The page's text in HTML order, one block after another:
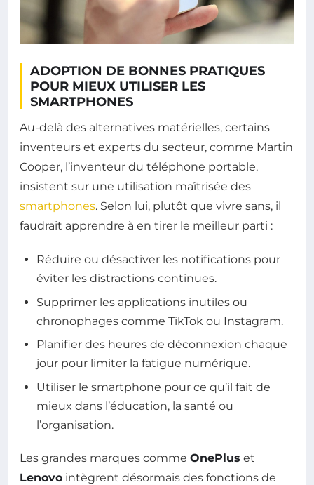
ADOPTION DE BONNES PRATIQUES
POUR MIEUX UTILISER LES
SMARTPHONES
Au-delà des alternatives matérielles, certains
inventeurs et experts du secteur, comme Martin
Cooper, l’inventeur du téléphone portable,
insistent sur une utilisation maîtrisée des
smartphones. Selon lui, plutôt que vivre sans, il
faudrait apprendre à en tirer le meilleur parti :
Réduire ou désactiver les notifications pour
éviter les distractions continues.
Supprimer les applications inutiles ou
chronophages comme TikTok ou Instagram.
Planifier des heures de déconnexion chaque
jour pour limiter la fatigue numérique.
Utiliser le smartphone pour ce qu’il fait de
mieux dans l’éducation, la santé ou
l’organisation.
Les grandes marques comme OnePlus et
Lenovo intègrent désormais des fonctions de